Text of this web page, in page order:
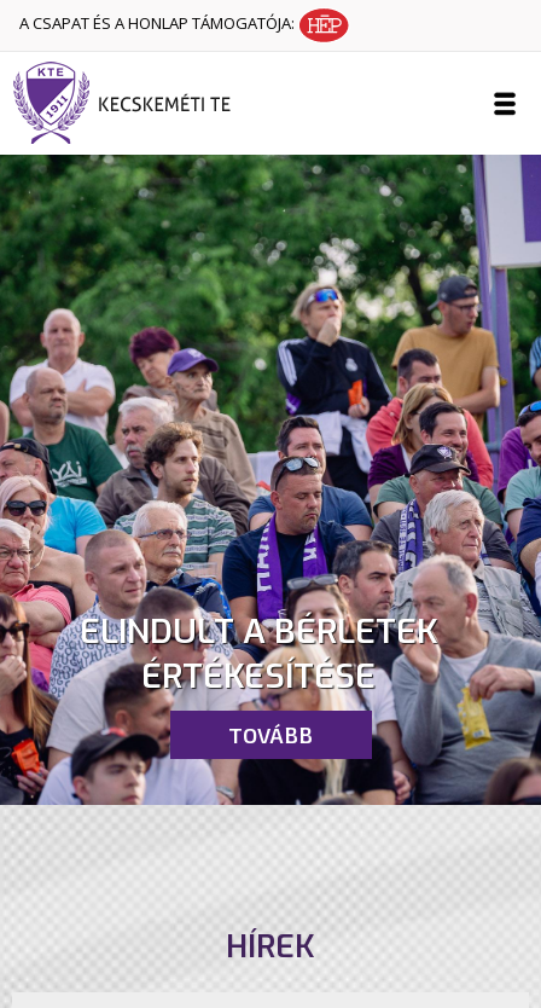
A CSAPAT ÉS A HONLAP TÁMOGATÓJA:
ELINDULT A BÉRLETEK
ÉRTÉKESÍTÉSE
TOVÁBB
HÍREK